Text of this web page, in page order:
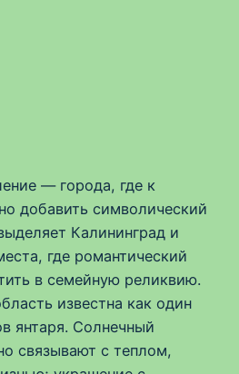
— города, где к
добавить символический
Калининград и
где романтический
в семейную реликвию.
известна как один
янтаря. Солнечный
связывают с теплом,